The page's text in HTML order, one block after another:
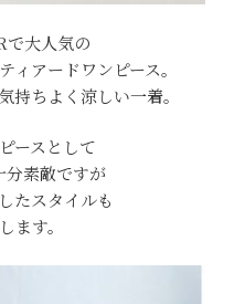
大人気の
ィアードワンピース。
持ちよく涼しい一着。
ースとして
分素敵ですが
たスタイルも
ます。